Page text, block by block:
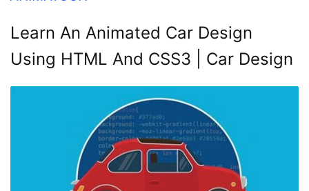
Learn An Animated Car Design
Using HTML And CSS3 | Car Design